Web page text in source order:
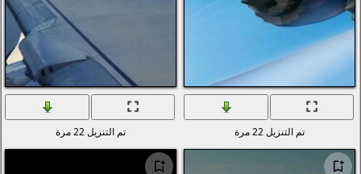
المدن والعمارة
ألعاب الفيديو
الأفلام
بساطتها
الرسوم
الأغذية والمشروبات
تم التنزيل 22 مرة